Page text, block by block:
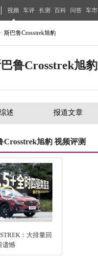
视频 车评 长测 百科 问答 车市
斯巴鲁Crosstrek旭豹
鲁Crosstrek旭豹
述 报道文章
Crosstrek旭豹 视频评测
：大排量回
遗憾